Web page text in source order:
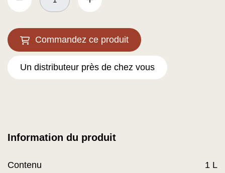
Commandez ce produit
Un distributeur près de chez vous
Information du produit
Contenu 1 L